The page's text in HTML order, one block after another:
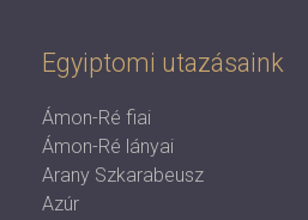
Egyiptomi utazásaink
Ámon-Ré fiai
Ámon-Ré lányai
Arany Szkarabeusz
Azúr